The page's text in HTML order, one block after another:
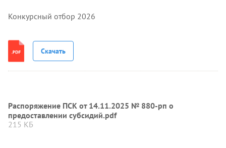
Конкурсный отбор 2026
Скачать
Распоряжение ПСК от 14.11.2025 № 880-рп о
предоставлении субсидий.pdf
215 КБ